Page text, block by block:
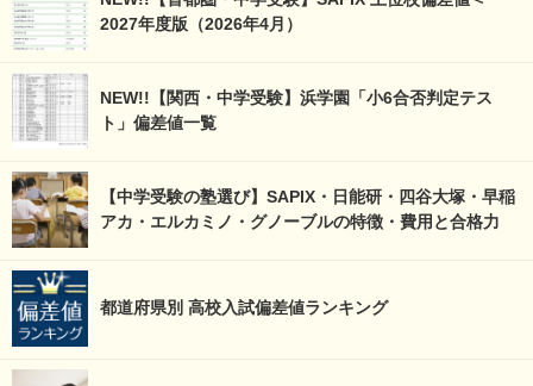
2027年度版（2026年4月）
NEW!!【関西・中学受験】浜学園「小6合否判定テス
ト」偏差値一覧
【中学受験の塾選び】SAPIX・日能研・四谷大塚・早稲
アカ・エルカミノ・グノーブルの特徴・費用と合格力
都道府県別 高校入試偏差値ランキング